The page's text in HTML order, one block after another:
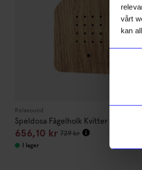
vårt
kan
Relaxound
Speldosa Fågelholk Kvitter Ek
656,10 kr 729kr
I lager